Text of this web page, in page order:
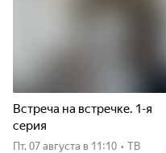
Встреча на встречке. 1-я
серия
пт, 07 августа в 11:10 • ТВ